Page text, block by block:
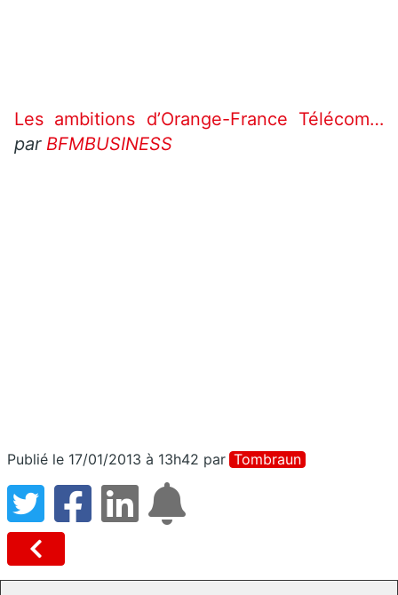
Les ambitions d’Orange-France Télécom…
par BFMBUSINESS
Publié le 17/01/2013 à 13h42 par Tombraun